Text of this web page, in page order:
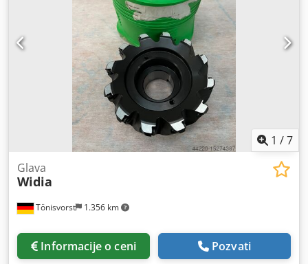
1 /7
Tönisvorst 1.356 km
Glava
Widia
Informacije o ceni Pozvati